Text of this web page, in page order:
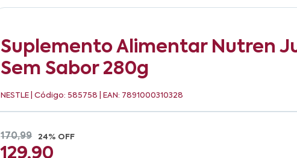
Suplemento Alimentar Nutren
Sem Sabor 280g
NESTLE | Código: 585758 | EAN: 7891000310328
170,99 24% OFF
129,90